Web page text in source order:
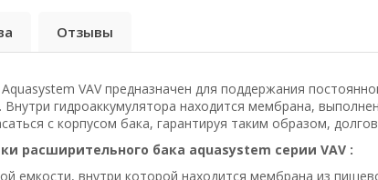
Отзывы
VAV предназначен для поддержания
гидроаккумулятора находится мембрана,
с корпусом бака, гарантируя таким образом,
расширительного бака aquasystem серии VAV :
емкости, внутри которой находится мембрана из